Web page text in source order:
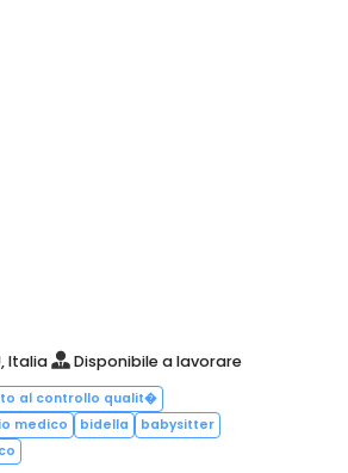
Italia Disponibile a lavorare
al controllo qualit�
medico
bidella
babysitter